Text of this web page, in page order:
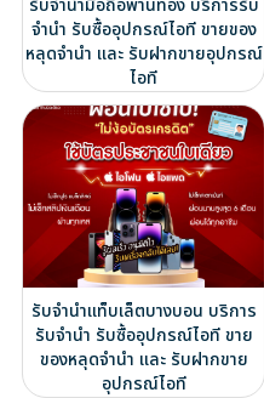
รับจำนำมือถือพานทอง บริการรับ
จำนำ รับซื้ออุปกรณ์ไอที ขายของ
หลุดจำนำ และ รับฝากขายอุปกรณ์
ไอที
รับจำนำแท็บเล็ตบางบอน บริการ
รับจำนำ รับซื้ออุปกรณ์ไอที ขาย
ของหลุดจำนำ และ รับฝากขาย
อุปกรณ์ไอที